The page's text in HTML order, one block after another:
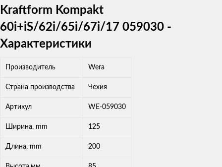
Kraftform Kompakt
60i+iS/62i/65i/67i/17 059030 -
Характеристики
Производитель Wera
Страна производства Чехия
Артикул WE-059030
Ширина, mm 125
Длина, mm 200